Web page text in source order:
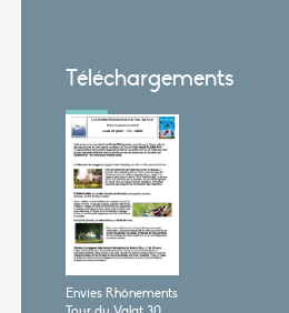
Téléchargements
Envies Rhônements